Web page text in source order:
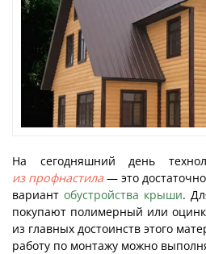
На сегодняшний день
из профнастила— это
вариант обустройства крыши.
покупают полимерный или
из главных достоинств этого
работу по монтажу можно